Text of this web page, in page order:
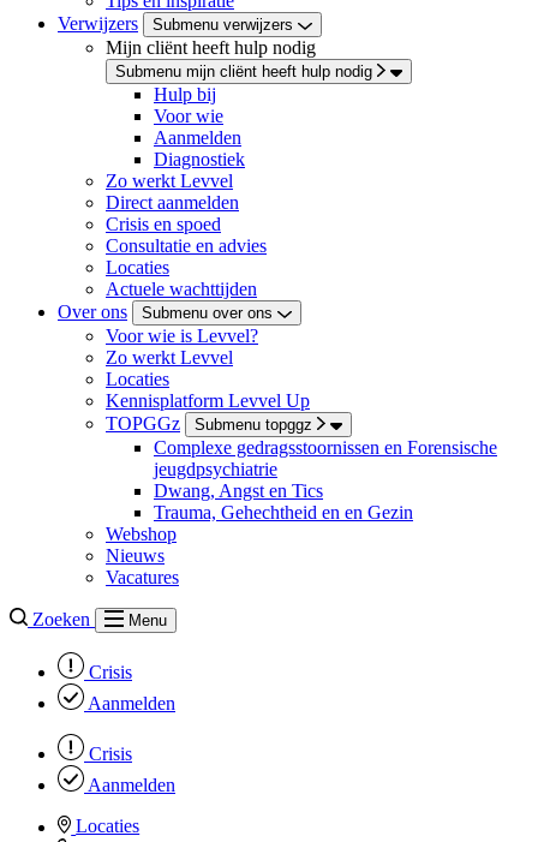
Verwijzers
Submenu verwijzers
Mijn cliënt heeft hulp nodig
Submenu mijn cliënt heeft hulp nodig
Hulp bij
Voor wie
Aanmelden
Diagnostiek
Zo werkt Levvel
Direct aanmelden
Crisis en spoed
Consultatie en advies
Locaties
Actuele wachttijden
Over ons
Submenu over ons
Voor wie is Levvel?
Zo werkt Levvel
Locaties
Kennisplatform Levvel Up
TOPGGz
Submenu topggz
Complexe gedragsstoornissen en Forensische
jeugdpsychiatrie
Dwang, Angst en Tics
Trauma, Gehechtheid en en Gezin
Webshop
Nieuws
Vacatures
Zoeken Menu
Crisis
Aanmelden
Crisis
Aanmelden
Locaties